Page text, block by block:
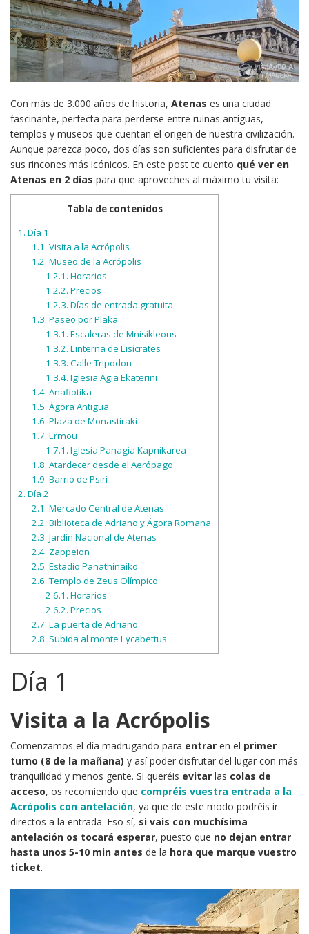
Con más de 3.000 años de historia, Atenas es una ciudad
fascinante, perfecta para perderse entre ruinas antiguas,
templos y museos que cuentan el origen de nuestra civilización.
Aunque parezca poco, dos días son suficientes para disfrutar de
sus rincones más icónicos. En este post te cuento qué ver en
Atenas en 2 días para que aproveches al máximo tu visita:
Tabla de contenidos
1. Día 1
1.1. Visita a la Acrópolis
1.2. Museo de la Acrópolis
1.2.1. Horarios
1.2.2. Precios
1.2.3. Días de entrada gratuita
1.3. Paseo por Plaka
1.3.1. Escaleras de Mnisikleous
1.3.2. Linterna de Lisícrates
1.3.3. Calle Tripodon
1.3.4. Iglesia Agia Ekaterini
1.4. Anafiotika
1.5. Ágora Antigua
1.6. Plaza de Monastiraki
1.7. Ermou
1.7.1. Iglesia Panagia Kapnikarea
1.8. Atardecer desde el Aerópago
1.9. Barrio de Psiri
2. Día 2
2.1. Mercado Central de Atenas
2.2. Biblioteca de Adriano y Ágora Romana
2.3. Jardín Nacional de Atenas
2.4. Zappeion
2.5. Estadio Panathinaiko
2.6.Templo de Zeus Olímpico
2.6.1. Horarios
2.6.2. Precios
2.7. La puerta de Adriano
2.8. Subida al monte Lycabettus
Día 1
Visita a la Acrópolis
Comenzamos el día madrugando para entrar en el primer
turno (8 de la mañana) y así poder disfrutar del lugar con más
tranquilidad y menos gente. Si queréis evitar las colas de
acceso, os recomiendo que compréis vuestra entrada a la
Acrópolis con antelación, ya que de este modo podréis ir
directos a la entrada. Eso sí, si vais con muchísima
antelación os tocará esperar, puesto que no dejan entrar
hasta unos 5-10 min antes de la hora que marque vuestro
ticket.